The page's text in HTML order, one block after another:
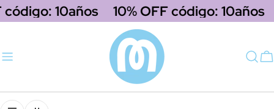
saltar
al
código: 10años 10% OFF código: 10años